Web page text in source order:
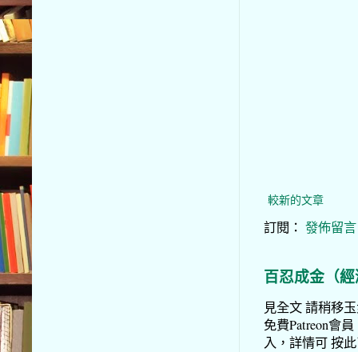
較新的文章
訂閱： 發佈留
百忍成金（
見全文 請稍移
免費Patreon會
入，詳情可 按